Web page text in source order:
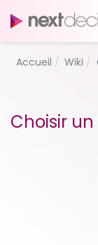
Accueil Wiki
Choisir